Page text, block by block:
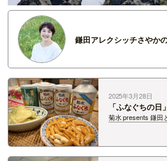
鎌田アレクシッチさやか
2025年3月28日
「ふなぐちの
会🍶
菊水 presents 鎌田
♪ 最終回翌日は、
日！！！ 10年前
での飲み会。 各々
て、公式さん…